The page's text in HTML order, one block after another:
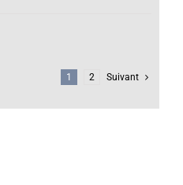
1 2 Suivant